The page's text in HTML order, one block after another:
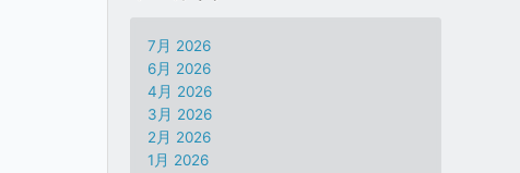
7月 2026
6月 2026
4月 2026
3月 2026
2月 2026
1月 2026